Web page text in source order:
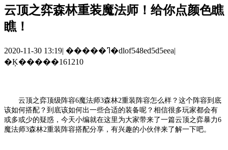
云顶之弈森林重装魔法师！给你点颜色瞧
瞧！
2020-11-30 13:19| �����ߣ�dlof548ed5d5eea|
�Ķ�����161210
云顶之弈顶级阵容6魔法师3森林2重装阵容怎么样？这个阵容到底
该如何搭配？到底该如何出一些合适的装备呢？相信很多玩家都会有
或多或少的疑惑，今天小编就在这里为大家带来了一篇云顶之弈暴力6
魔法师3森林2重装阵容搭配分享，有兴趣的小伙伴来了解一下吧。